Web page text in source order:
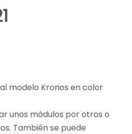
modelo Kronos en color
unos módulos por otros o
También se puede